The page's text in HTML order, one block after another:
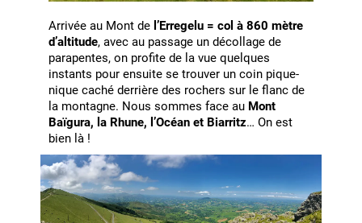
Arrivée au Mont de l’Erregelu = col à 860 mètre
d’altitude, avec au passage un décollage de
parapentes, on profite de la vue quelques
instants pour ensuite se trouver un coin pique-
nique caché derrière des rochers sur le flanc de
la montagne. Nous sommes face au Mont
Baïgura, la Rhune, l’Océan et Biarritz… On est
bien là !